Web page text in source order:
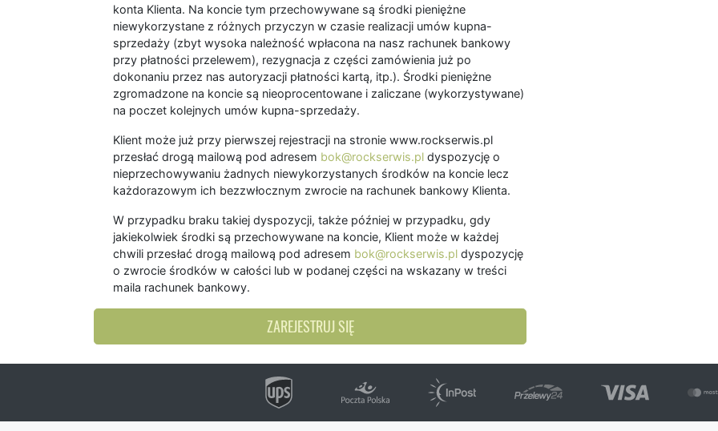
konta Klienta. Na koncie tym przechowywane są środki pieniężne
niewykorzystane z różnych przyczyn w czasie realizacji umów kupna-
sprzedaży (zbyt wysoka należność wpłacona na nasz rachunek bankowy
przy płatności przelewem), rezygnacja z części zamówienia już po
dokonaniu przez nas autoryzacji płatności kartą, itp.). Środki pieniężne
zgromadzone na koncie są nieoprocentowane i zaliczane (wykorzystywane)
na poczet kolejnych umów kupna-sprzedaży.
Klient może już przy pierwszej rejestracji na stronie www.rockserwis.pl
przesłać drogą mailową pod adresem bok@rockserwis.pl dyspozycję o
nieprzechowywaniu żadnych niewykorzystanych środków na koncie lecz
każdorazowym ich bezzwłocznym zwrocie na rachunek bankowy Klienta.
W przypadku braku takiej dyspozycji, także później w przypadku, gdy
jakiekolwiek środki są przechowywane na koncie, Klient może w każdej
chwili przesłać drogą mailową pod adresem bok@rockserwis.pl dyspozycję
o zwrocie środków w całości lub w podanej części na wskazany w treści
maila rachunek bankowy.
ZAREJESTRUJ SIĘ